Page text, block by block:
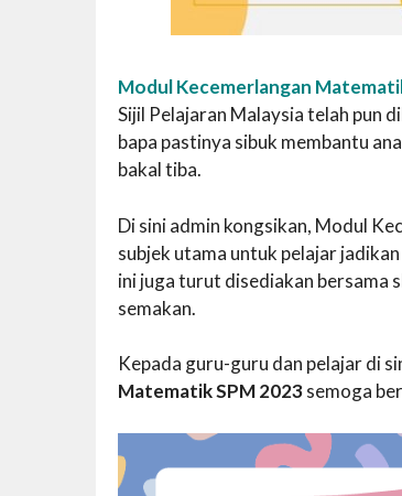
Modul Kecemerlangan
Sijil Pelajaran Malaysia telah pun
bapa pastinya sibuk membantu
bakal tiba.
Di sini admin kongsikan, Modul
subjek utama untuk pelajar
ini juga turut disediakan bersama
semakan.
Kepada guru-guru dan pelajar di
Matematik SPM 2023semoga